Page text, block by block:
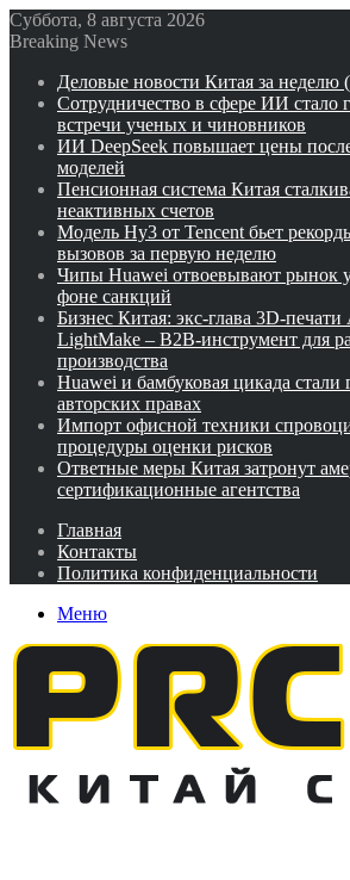
Суббота, 8 августа 2026
Breaking News
Деловые новости Китая за неделю
Сотрудничество в сфере ИИ стало
встречи ученых и чиновников
ИИ DeepSeek повышает цены
моделей
Пенсионная система Китая
неактивных счетов
Модель Hy3 от Tencent бьет
вызовов за первую неделю
Чипы Huawei отвоевывают рынок
фоне санкций
Бизнес Китая: экс-глава 3D-печати
LightMake – B2B-инструмент для
производства
Huawei и бамбуковая цикада стали
авторских правах
Импорт офисной техники
процедуры оценки рисков
Ответные меры Китая затронут
сертификационные агентства
Главная
Контакты
Политика конфиденциальности
Меню